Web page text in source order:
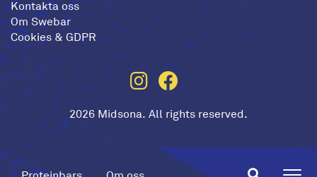
Kontakta oss
Om Swebar
Cookies & GDPR
2026 Midsona. All rights reserved.